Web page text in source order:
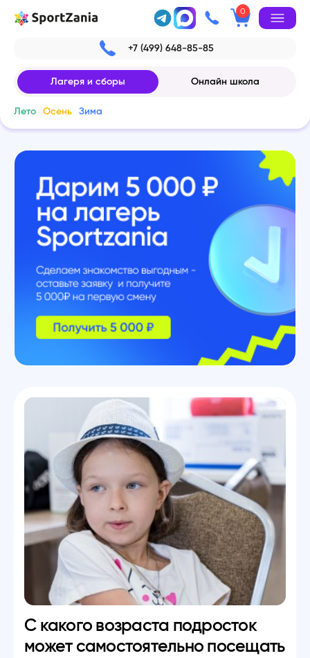
0
+7 (499) 648-85-85
Лагеря и сборы Онлайн школа
Лето Осень Зима
С какого возраста подросток
может самостоятельно посещать